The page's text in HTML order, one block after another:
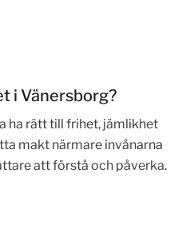
i Vänersborg?
ha rätt till frihet, jämlikhet
makt närmare invånarna
att förstå och påverka.